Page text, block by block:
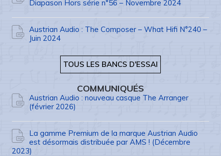
Diapason Hors série n°56 – Novembre 2024
Austrian Audio : The Composer – What Hifi N°240 –
Juin 2024
TOUS LES BANCS D'ESSAI
COMMUNIQUÉS
Austrian Audio : nouveau casque The Arranger
(février 2026)
La gamme Premium de la marque Austrian Audio
est désormais distribuée par AMS ! (Décembre
2023)